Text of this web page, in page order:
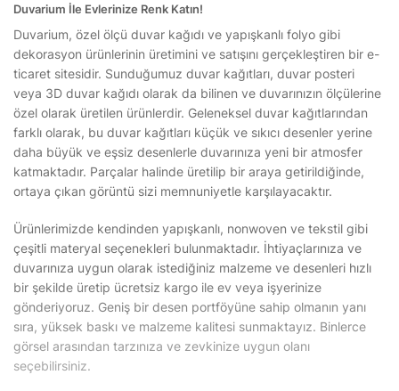
Duvarium İle Evlerinize Renk Katın!
Duvarium, özel ölçü duvar kağıdı ve yapışkanlı folyo gibi
dekorasyon ürünlerinin üretimini ve satışını gerçekleştiren bir e-
ticaret sitesidir. Sunduğumuz duvar kağıtları, duvar posteri
veya 3D duvar kağıdı olarak da bilinen ve duvarınızın ölçülerine
özel olarak üretilen ürünlerdir. Geleneksel duvar kağıtlarından
farklı olarak, bu duvar kağıtları küçük ve sıkıcı desenler yerine
daha büyük ve eşsiz desenlerle duvarınıza yeni bir atmosfer
katmaktadır. Parçalar halinde üretilip bir araya getirildiğinde,
ortaya çıkan görüntü sizi memnuniyetle karşılayacaktır.
Ürünlerimizde kendinden yapışkanlı, nonwoven ve tekstil gibi
çeşitli materyal seçenekleri bulunmaktadır. İhtiyaçlarınıza ve
duvarınıza uygun olarak istediğiniz malzeme ve desenleri hızlı
bir şekilde üretip ücretsiz kargo ile ev veya işyerinize
gönderiyoruz. Geniş bir desen portföyüne sahip olmanın yanı
sıra, yüksek baskı ve malzeme kalitesi sunmaktayız. Binlerce
görsel arasından tarzınıza ve zevkinize uygun olanı
seçebilirsiniz.